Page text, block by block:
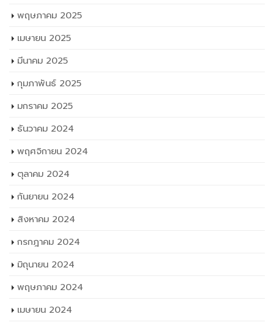
พฤษภาคม 2025
เมษายน 2025
มีนาคม 2025
กุมภาพันธ์ 2025
มกราคม 2025
ธันวาคม 2024
พฤศจิกายน 2024
ตุลาคม 2024
กันยายน 2024
สิงหาคม 2024
กรกฎาคม 2024
มิถุนายน 2024
พฤษภาคม 2024
เมษายน 2024